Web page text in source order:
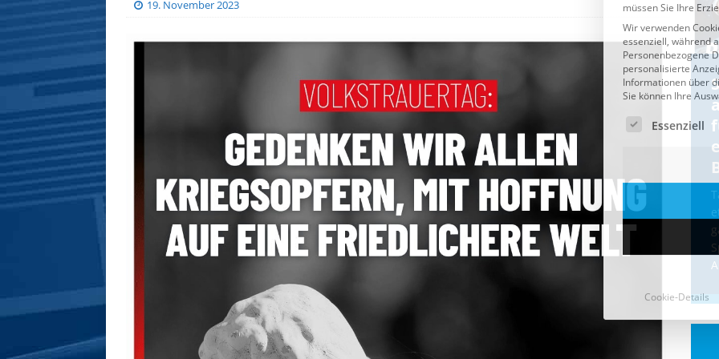
19. November 2023
CDU & Ampel wollen nach
der Wahl wieder Afghanen
einfliegen: Zeit für ein
Asylmoratorium!
halten die Wähler für dumm! Weil die
Stimmung wegen der von Afghanen
verübten Anschläge kippte, wurden die
Flüge vor der
[...]
Cookie-Details